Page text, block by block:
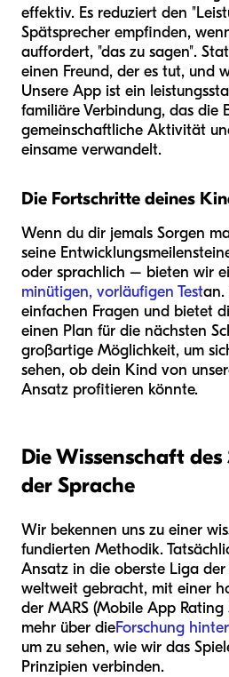
effektiv. Es reduziert den
Spätsprecher empfinden,
auffordert, "das zu sagen".
einen Freund, der es tut, und
Unsere App ist ein
familiäre Verbindung, das die
gemeinschaftliche Aktivität
einsame verwandelt.
Die Fortschritte deines
Wenn du dir jemals Sorgen
seine
oder sprachlich – bieten wir
minütigen, vorläufigen Testan.
einfachen Fragen und bietet
einen Plan für die nächsten
großartige Möglichkeit, um
sehen, ob dein Kind von
Ansatz profitieren könnte.
Die Wissenschaft des
der Sprache
Wir bekennen uns zu einer
fundierten Methodik.
Ansatz in die oberste Liga der
weltweit gebracht, mit einer
der MARS (Mobile App Rating
mehr über dieForschung
um zu sehen, wie wir das
Prinzipien verbinden.